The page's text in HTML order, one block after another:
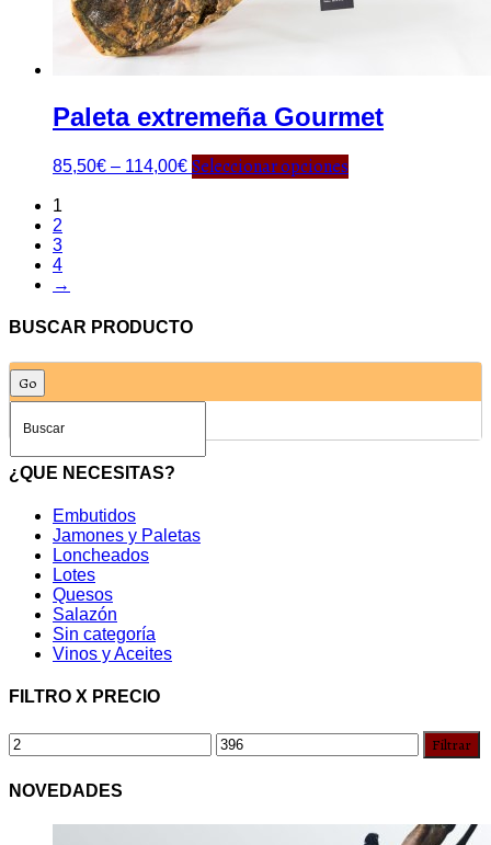
Paleta extremeña Gourmet
85,50€ – 114,00€ Seleccionar opciones
1
2
3
4
→
BUSCAR PRODUCTO
¿QUE NECESITAS?
Embutidos
Jamones y Paletas
Loncheados
Lotes
Quesos
Salazón
Sin categoría
Vinos y Aceites
FILTRO X PRECIO
Filtrar
NOVEDADES